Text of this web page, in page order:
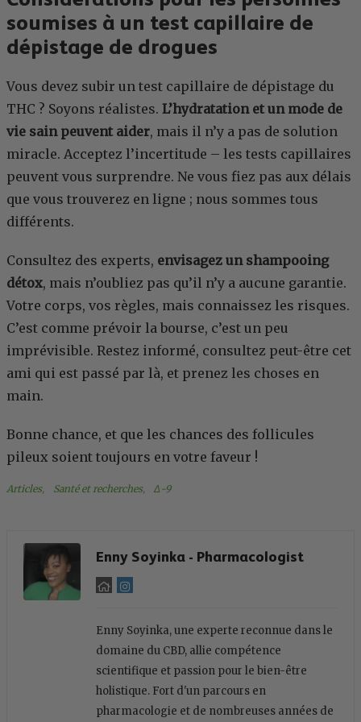
soumises à un test capillaire de
dépistage de drogues
Vous devez subir un test capillaire de dépistage du
THC ? Soyons réalistes. L’hydratation et un mode de
vie sain peuvent aider, mais il n’y a pas de solution
miracle. Acceptez l’incertitude – les tests capillaires
peuvent vous surprendre. Ne vous fiez pas aux délais
que vous trouverez en ligne ; nous sommes tous
différents.
Consultez des experts, envisagez un shampooing
détox, mais n’oubliez pas qu’il n’y a aucune garantie.
Votre corps, vos règles, mais connaissez les risques.
C’est comme prévoir la bourse, c’est un peu
imprévisible. Restez informé, consultez peut-être cet
ami qui est passé par là, et prenez les choses en
main.
Bonne chance, et que les chances des follicules
pileux soient toujours en votre faveur !
Articles, Santé et recherches, Δ-9
Enny Soyinka - Pharmacologist
Enny Soyinka, une experte reconnue dans le
domaine du CBD, allie compétence
scientifique et passion pour le bien-être
holistique. Fort d'un parcours en
pharmacologie et de nombreuses années de